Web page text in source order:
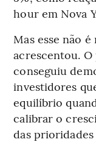
hour em Nova
Mas esse não
acrescentou. O
conseguiu
investidores
equilíbrio
calibrar o
das